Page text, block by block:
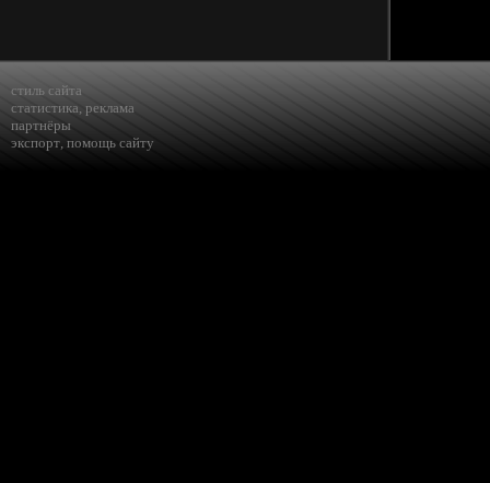
стиль сайта
статистика, реклама
партнёры
экспорт, помощь сайту